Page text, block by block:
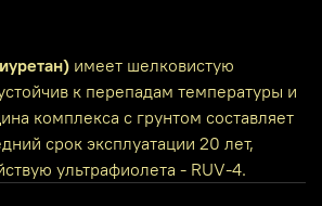
имеет шелковистую
к перепадам температуры и
комплекса с грунтом составляет
срок эксплуатации 20 лет,
ультрафиолета - RUV-4.